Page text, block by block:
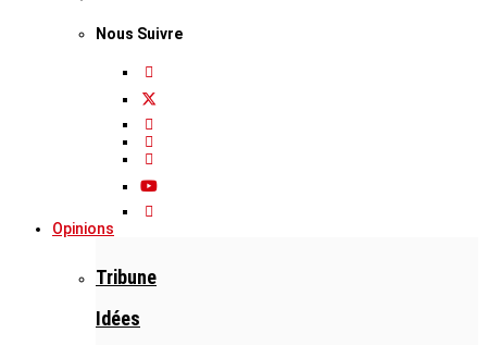
Nous Suivre
Opinions
Tribune
Idées